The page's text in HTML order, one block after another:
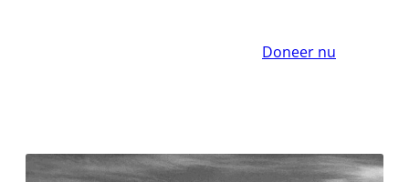
Doneer nu